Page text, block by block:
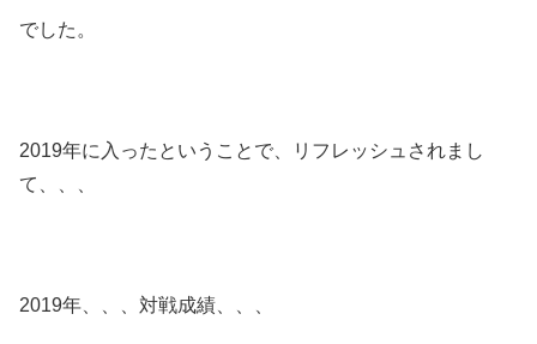
でした。
2019年に入ったということで、リフレッシュされまし
て、、、
2019年、、、対戦成績、、、